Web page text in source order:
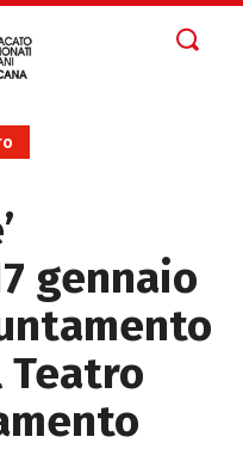
gennaio
Teatro